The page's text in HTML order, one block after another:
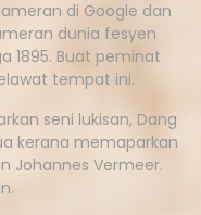
di Google dan
dunia fesyen
1895. Buat peminat
tempat ini.
seni lukisan, Dang
kerana memaparkan
Johannes Vermeer.